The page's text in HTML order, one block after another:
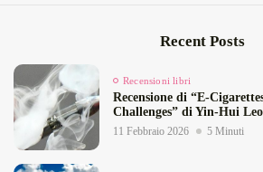
Recent Posts
Recensioni libri
Recensione di
Challenges” di Yin‑Hui
11 Febbraio 2026 5 Minuti